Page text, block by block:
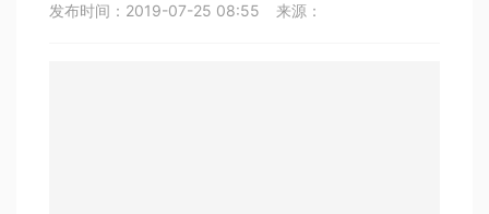
发布时间： 2019-07-25 08:55 来源：